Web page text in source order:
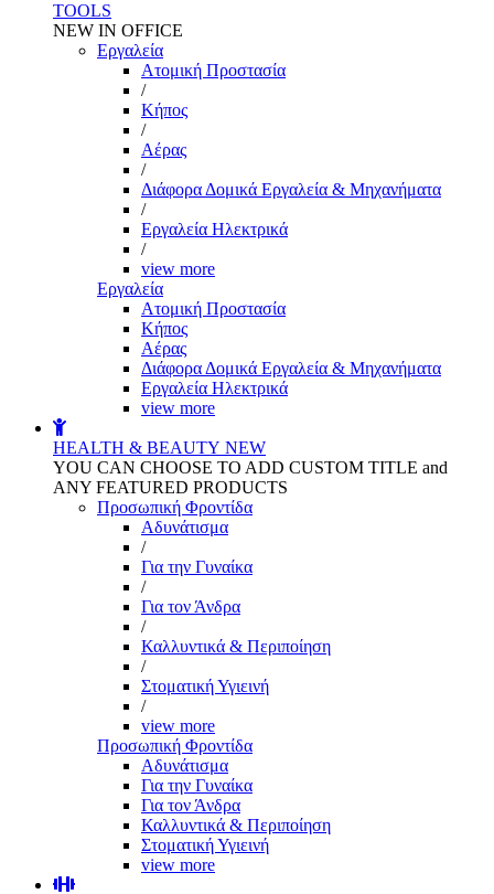
TOOLS
NEW IN OFFICE
Εργαλεία
Aτομική Προστασία
/
Kήπος
/
Αέρας
/
Διάφορα Δομικά Εργαλεία & Μηχανήματα
/
Εργαλεία Ηλεκτρικά
/
view more
Εργαλεία
Aτομική Προστασία
Kήπος
Αέρας
Διάφορα Δομικά Εργαλεία & Μηχανήματα
Εργαλεία Ηλεκτρικά
view more
HEALTH & BEAUTY NEW
YOU CAN CHOOSE TO ADD CUSTOM TITLE and
ANY FEATURED PRODUCTS
Προσωπική Φροντίδα
Αδυνάτισμα
/
Για την Γυναίκα
/
Για τον Άνδρα
/
Καλλυντικά & Περιποίηση
/
Στοματική Υγιεινή
/
view more
Προσωπική Φροντίδα
Αδυνάτισμα
Για την Γυναίκα
Για τον Άνδρα
Καλλυντικά & Περιποίηση
Στοματική Υγιεινή
view more